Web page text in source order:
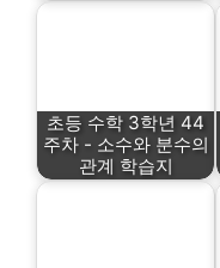
초등 수학 3학년 44
주차 - 소수와 분수의
관계 학습지